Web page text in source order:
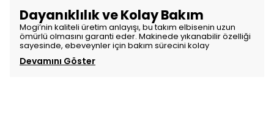
Dayanıklılık ve Kolay Bakım
Mogi’nin kaliteli üretim anlayışı, bu takım elbisenin uzun
ömürlü olmasını garanti eder. Makinede yıkanabilir özelliği
sayesinde, ebeveynler için bakım sürecini kolay
Devamını Göster